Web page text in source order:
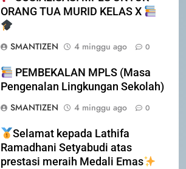
ORANG TUA MURID KELAS X
SMANTIZEN 4 minggu ago 0
PEMBEKALAN MPLS (Masa
Pengenalan Lingkungan Sekolah)
SMANTIZEN
4 minggu ago 0
Selamat kepada Lathifa
Ramadhani Setyabudi atas
prestasi meraih Medali Emas
PERHATIAN SISWA/I SMA
DISIPLIN SEKOLAH
PENGUMUMAN TIDAK PERLU
DATANG KE SEKOLAH CUKUP
MELALUI ONLINE
SISWA SPMB